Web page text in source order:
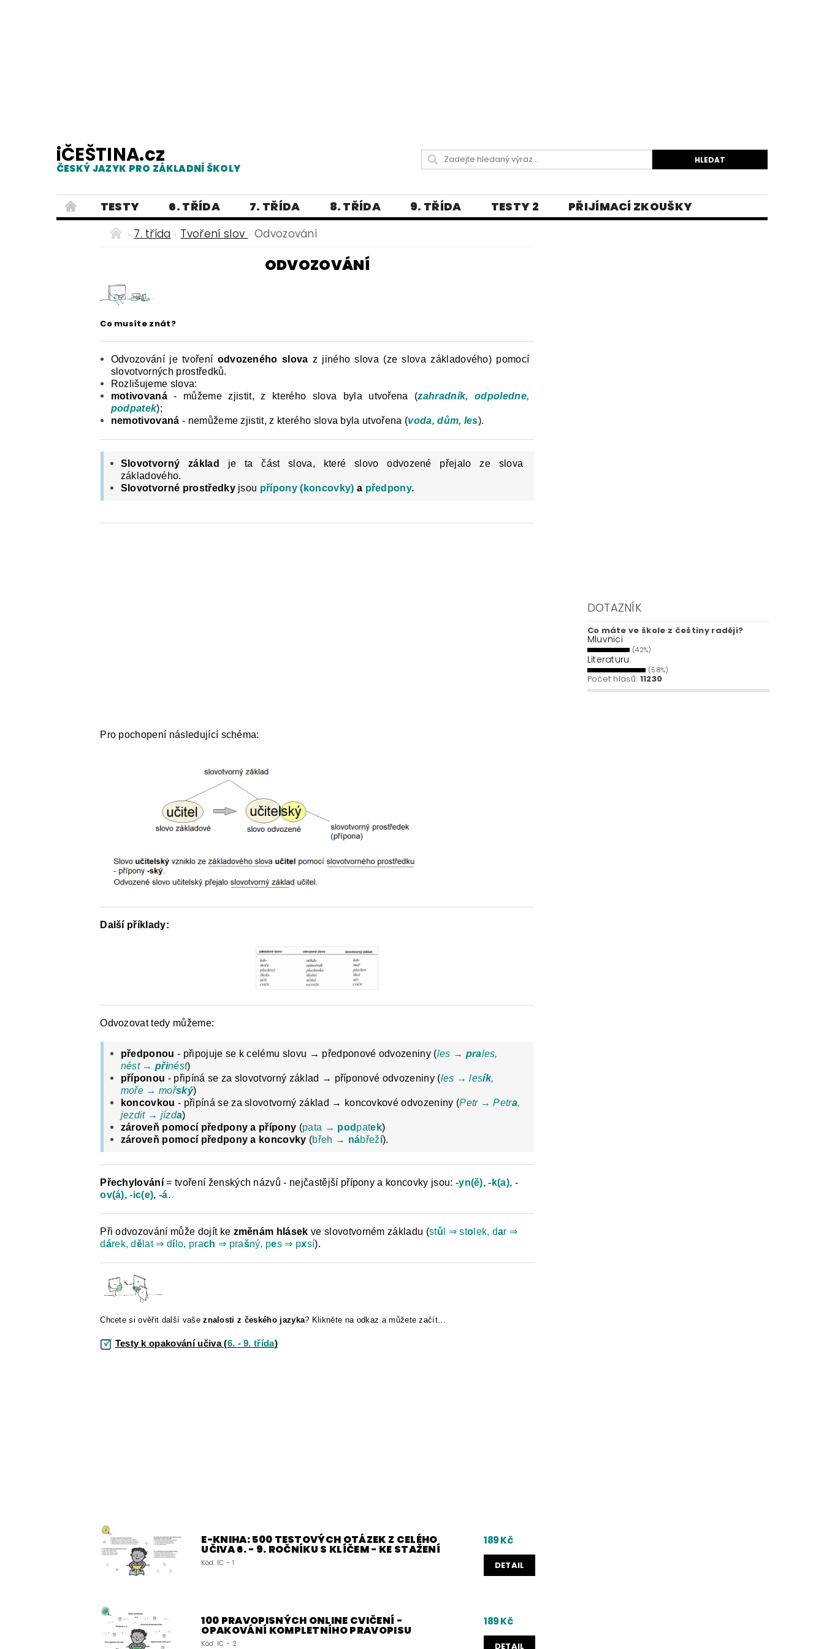
iČEŠTINA.cz
ČESKÝ JAZYK PRO ZÁKLADNÍ ŠKOLY
TESTY 6. TŘÍDA 7. TŘÍDA 8. TŘÍDA 9. TŘÍDA TESTY 2
PŘIJÍMACÍ ZKOUŠKY
PRAVOPIS
PRACOVNÍ LISTY LITERATURA
ČEŠTINA PRO UKRAJINCE - ЧЕСЬКА МОВА ДЛЯ УКРАЇНЦІВ
ČESKÝ JAZYK PRO STŘEDNÍ ŠKOLY
O NAŠICH STRÁNKÁCH
7. třída Tvoření slov Odvozování
ODVOZOVÁNÍ
Co musíte znát?
Odvozování je tvoření odvozeného slova z jiného slova (ze slova základového) pomocí
slovotvorných prostředků.
Rozlišujeme slova:
motivovaná - můžeme zjistit, z kterého slova byla utvořena (zahradník, odpoledne,
podpatek);
nemotivovaná - nemůžeme zjistit, z kterého slova byla utvořena (voda, dům, les).
Slovotvorný základ
je ta část slova, které slovo odvozené přejalo ze slova
základového.
Slovotvorné prostředkyjsou přípony (koncovky) a předpony.
Pro pochopení následující schéma:
Další příklady:
Odvozovat tedy můžeme:
předponou - připojuje se k celému slovu → předponové odvozeniny (les → prales,
nést →přinést)
příponou - připíná se za slovotvorný základ → příponové odvozeniny (les → lesík,
moře → mořský)
koncovkou - připíná se za slovotvorný základ → koncovkové odvozeniny (Petr → Petra,
jezdit → jízda)
zároveň pomocí předpony a přípony (pata → pod patek)
zároveň pomocí předpony a koncovky (břeh → nábřeží).
Přechylování = tvoření ženských názvů - nejčastější přípony a koncovky jsou: -yn(ě), -k(a), -
ov(á), -ic(e), -á.
Při odvozování může dojít ke změnám hlásek ve slovotvorném základu (stů l ⇒ sto lek, dar ⇒
dárek, dě lat ⇒ dí lo, prach ⇒ prašný, pes ⇒ pxsí).
Chcete si ověřit další vašeznalosti z českého jazyka? Klikněte na odkaz a můžete začít...
Testy k opakování učiva(6. - 9. třída)
E-KNIHA: 500 TESTOVÝCH OTÁZEK Z CELÉHO
UČIVA 6. - 9. ROČNÍKU S KLÍČEM - KE STAŽENÍ
Kód: IC - 1
189 Kč
DETAIL
100 PRAVOPISNÝCH ONLINE CVIČENÍ -
OPAKOVÁNÍ KOMPLETNÍHO PRAVOPISU
Kód: IC - 2
189 Kč
DETAIL
DOTAZNÍK
Co máte ve škole z češtiny raději?
Mluvnici
(42%)
Literaturu
(58%)
Počet hlasů: 11230